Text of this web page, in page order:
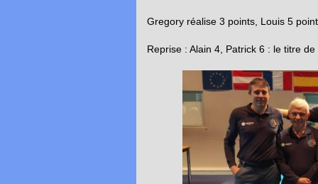
Gregory réalise 3 points, Louis 5
Reprise : Alain 4, Patrick 6 : le titre